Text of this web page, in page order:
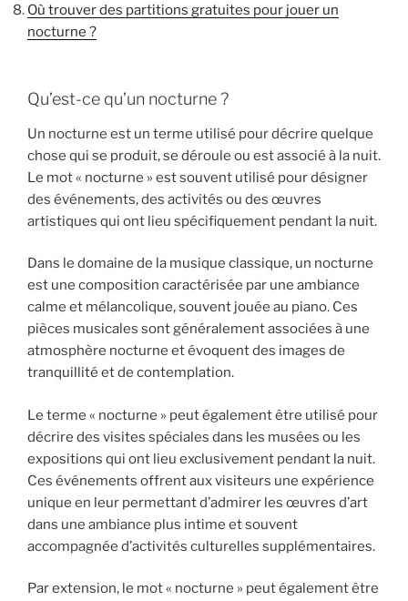
Où trouver des partitions gratuites pour jouer un
nocturne ?
Qu’est-ce qu’un nocturne ?
Un nocturne est un terme utilisé pour décrire quelque
chose qui se produit, se déroule ou est associé à la nuit.
Le mot « nocturne » est souvent utilisé pour désigner
des événements, des activités ou des œuvres
artistiques qui ont lieu spécifiquement pendant la nuit.
Dans le domaine de la musique classique, un nocturne
est une composition caractérisée par une ambiance
calme et mélancolique, souvent jouée au piano. Ces
pièces musicales sont généralement associées à une
atmosphère nocturne et évoquent des images de
tranquillité et de contemplation.
Le terme « nocturne » peut également être utilisé pour
décrire des visites spéciales dans les musées ou les
expositions qui ont lieu exclusivement pendant la nuit.
Ces événements offrent aux visiteurs une expérience
unique en leur permettant d’admirer les œuvres d’art
dans une ambiance plus intime et souvent
accompagnée d’activités culturelles supplémentaires.
Par extension, le mot « nocturne » peut également être